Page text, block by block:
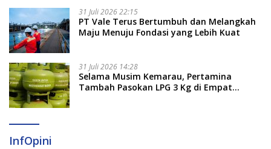
31 Juli 2026 22:15
PT Vale Terus Bertumbuh dan Melangkah
Maju Menuju Fondasi yang Lebih Kuat
31 Juli 2026 14:28
Selama Musim Kemarau, Pertamina
Tambah Pasokan LPG 3 Kg di Empat
InfOpini